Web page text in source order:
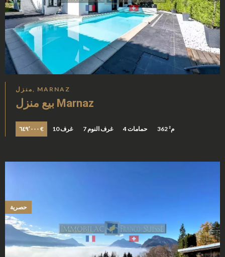
منزل, MARNAZ
بيع منزل Marnaz
٦٤٩٬٠٠٠ € 10 غرف 7 غرف النوم 4 حمامات 362 م²
حصرية